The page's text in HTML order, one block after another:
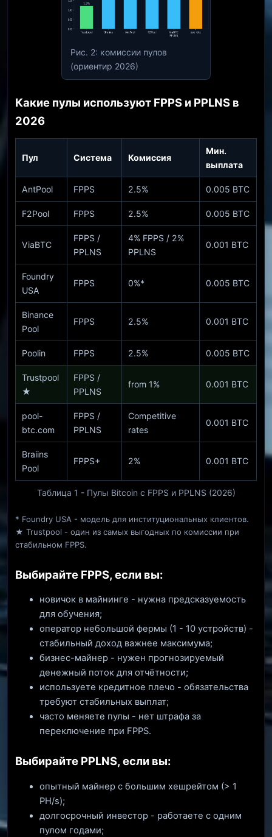
Рис. 2: комиссии пулов
(ориентир 2026)
Какие пулы используют FPPS и PPLNS в
2026
Таблица 1 - Пулы Bitcoin с FPPS и PPLNS (2026)
Пул Система Комиссия
Мин.
выплата
AntPool FPPS 2.5% 0.005 BTC
F2Pool FPPS 2.5% 0.005 BTC
ViaBTC
FPPS /
PPLNS
4% FPPS / 2%
PPLNS
0.001 BTC
Foundry
USA
FPPS 0%* 0.005 BTC
Binance
Pool
FPPS 2.5% 0.001 BTC
Poolin FPPS 2.5% 0.005 BTC
Trustpool
★
FPPS /
PPLNS
from 1% 0.001 BTC
pool-
btc.com
FPPS /
PPLNS
Competitive
rates
0.001 BTC
Braiins
Pool
FPPS+ 2% 0.001 BTC
* Foundry USA - модель для институциональных клиентов.
★ Trustpool - один из самых выгодных по комиссии при
стабильном FPPS.
Выбирайте FPPS, если вы:
новичок в майнинге - нужна предсказуемость
для обучения;
оператор небольшой фермы (1 - 10 устройств) -
стабильный доход важнее максимума;
бизнес-майнер - нужен прогнозируемый
денежный поток для отчётности;
используете кредитное плечо - обязательства
требуют стабильных выплат;
часто меняете пулы - нет штрафа за
переключение при FPPS.
Выбирайте PPLNS, если вы:
опытный майнер с большим хешрейтом (> 1
PH/s);
долгосрочный инвестор - работаете с одним
пулом годами;